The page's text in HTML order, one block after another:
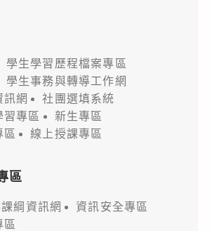
學生學習歷程檔案專區
學生事務與轉導工作網
訊網
社團選填系統
習專區
新生專區
區
線上授課專區
區
綱資訊網
資訊安全專區
區